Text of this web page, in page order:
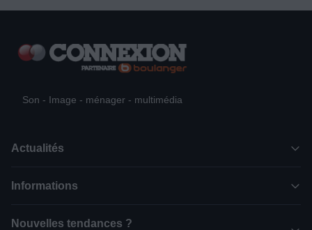
Son - Image - ménager - multimédia
Actualités
Informations
Nouvelles tendances ?